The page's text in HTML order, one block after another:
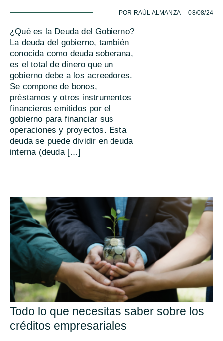
- POR RAÚL ALMANZA 08/08/24
¿Qué es la Deuda del Gobierno?
La deuda del gobierno, también
conocida como deuda soberana,
es el total de dinero que un
gobierno debe a los acreedores.
Se compone de bonos,
préstamos y otros instrumentos
financieros emitidos por el
gobierno para financiar sus
operaciones y proyectos. Esta
deuda se puede dividir en deuda
interna (deuda […]
Todo lo que necesitas saber sobre los
créditos empresariales